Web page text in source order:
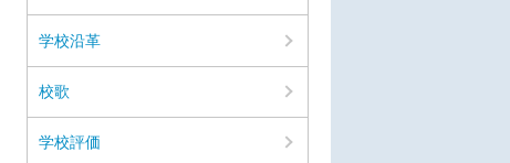
学校沿革
校歌
学校評価